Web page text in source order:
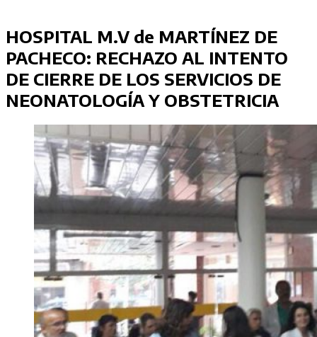
HOSPITAL M.V de MARTÍNEZ DE
PACHECO: RECHAZO AL INTENTO
DE CIERRE DE LOS SERVICIOS DE
NEONATOLOGÍA Y OBSTETRICIA